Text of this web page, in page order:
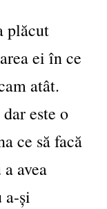
plăcut
ei în ce
atât.
este o
ce să facă
avea
a-și